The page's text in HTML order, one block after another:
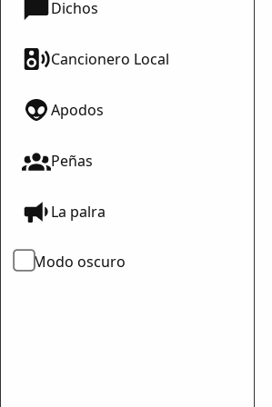
Dichos
Cancionero Local
Apodos
Peñas
La palra
Modo oscuro